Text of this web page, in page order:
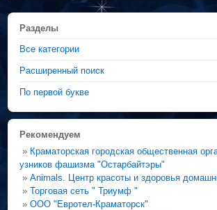
Разделы
Все категории
Расширенный поиск
По первой букве
Рекомендуем
» Краматорская городская общественная
узников фашизма "Остарбайтэры"
»Animals. Центр красоты и здоровья
»Торговая сеть " Триумф "
»ООО "Евротел-Краматорск"